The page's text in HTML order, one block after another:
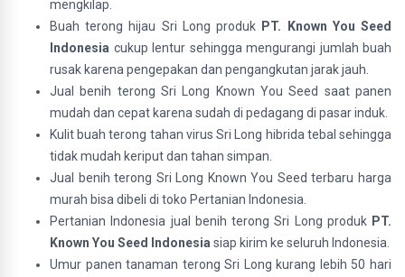
mengkilap.
Buah terong hijau Sri Long produk PT. Known You Seed
Indonesia cukup lentur sehingga mengurangi jumlah buah
rusak karena pengepakan dan pengangkutan jarak jauh.
Jual benih terong Sri Long Known You Seed saat panen
mudah dan cepat karena sudah di pedagang di pasar induk.
Kulit buah terong tahan virus Sri Long hibrida tebal sehingga
tidak mudah keriput dan tahan simpan.
Jual benih terong Sri Long Known You Seed terbaru harga
murah bisa dibeli di toko Pertanian Indonesia.
Pertanian Indonesia jual benih terong Sri Long produk PT.
Known You Seed Indonesia siap kirim ke seluruh Indonesia.
Umur panen tanaman terong Sri Long kurang lebih 50 hari